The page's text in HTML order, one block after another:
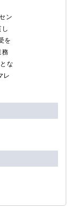
ン
を
務
な
レ